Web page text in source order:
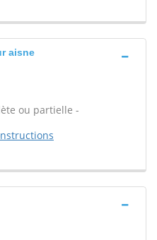
aisne
ou partielle -